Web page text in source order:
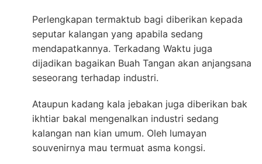
Perlengkapan termaktub bagi diberikan kepada
seputar kalangan yang apabila sedang
mendapatkannya. Terkadang Waktu juga
dijadikan bagaikan Buah Tangan akan anjangsana
seseorang terhadap industri.
Ataupun kadang kala jebakan juga diberikan bak
ikhtiar bakal mengenalkan industri sedang
kalangan nan kian umum. Oleh lumayan
souvenirnya mau termuat asma kongsi.